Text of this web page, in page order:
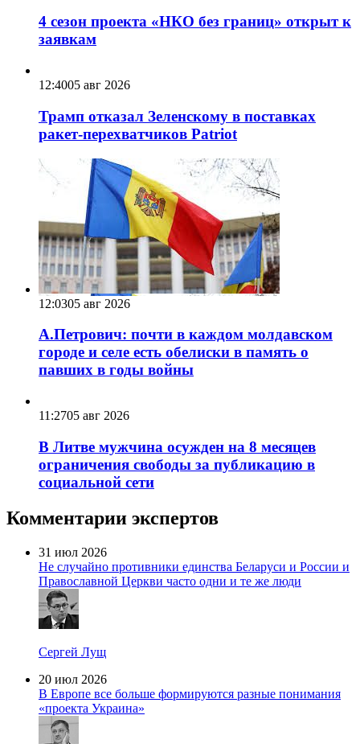
4 сезон проекта «НКО без границ» открыт к
заявкам
12:4005 авг 2026
Трамп отказал Зеленскому в поставках
ракет-перехватчиков Patriot
12:0305 авг 2026
А.Петрович: почти в каждом молдавском
городе и селе есть обелиски в память о
павших в годы войны
11:2705 авг 2026
В Литве мужчина осужден на 8 месяцев
ограничения свободы за публикацию в
социальной сети
Комментарии экспертов
31 июл 2026
Не случайно противники единства Беларуси и России и
Православной Церкви часто одни и те же люди
Сергей Лущ
20 июл 2026
В Европе все больше формируются разные понимания
«проекта Украина»